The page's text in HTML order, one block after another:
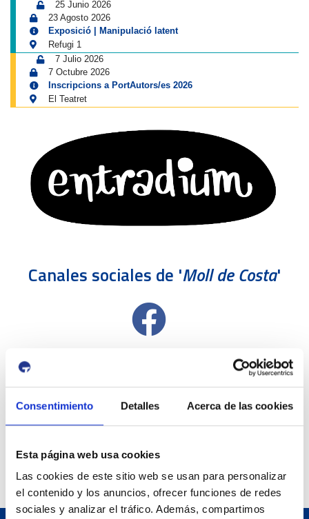
Consentimiento Detalles Acerca de las cookies
Esta página web usa cookies
Las cookies de este sitio web se usan para personalizar
el contenido y los anuncios, ofrecer funciones de redes
sociales y analizar el tráfico. Además, compartimos
25 Junio 2026
23 Agosto 2026
Exposició | Manipulació latent
Refugi 1
7 Julio 2026
7 Octubre 2026
Inscripcions a PortAutors/es 2026
El Teatret
Canales sociales de 'Moll de Costa'